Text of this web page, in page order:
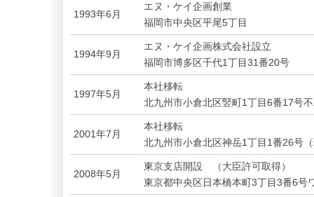
1993年6月
エヌ・ケイ企画創業
福岡市中央区平尾5丁目
1994年9月
エヌ・ケイ企画株式会社設立
福岡市博多区千代1丁目31番20号
1997年5月
本社移転
北九州市小倉北区竪町1丁目6番17号
2001年7月
本社移転
北九州市小倉北区神岳1丁目1番26号
2008年5月
東京支店開設 （大臣許可取得）
東京都中央区日本橋本町3丁目3番6号